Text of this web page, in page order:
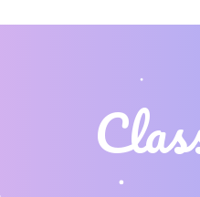
レッスンについて
クラスについて